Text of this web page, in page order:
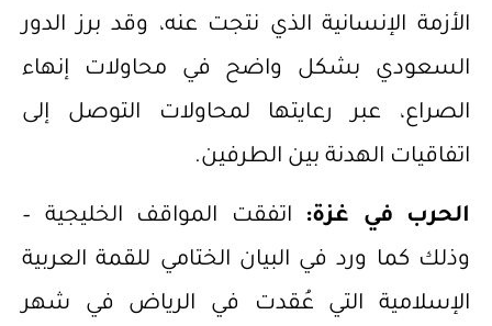
الأزمة الإنسانية الذي نتجت عنه، وقد برز الدور
السعودي بشكل واضح في محاولات إنهاء
الصراع، عبر رعايتها لمحاولات التوصل إلى
اتفاقيات الهدنة بين الطرفين.
الحرب في غزة: اتفقت المواقف الخليجية –
وذلك كما ورد في البيان الختامي للقمة العربية
الإسلامية التي عُقدت في الرياض في شهر